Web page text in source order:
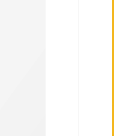
マルチエフェク